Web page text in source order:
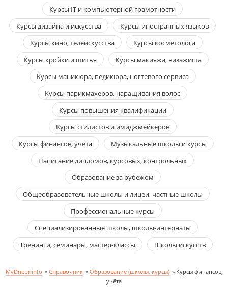
Курсы IT и компьютерной грамотности
Курсы дизайна и искусства
Курсы иностранных языков
Курсы кино, телеискусства
Курсы косметолога
Курсы кройки и шитья
Курсы макияжа, визажиста
Курсы маникюра, педикюра, ногтевого сервиса
Курсы парикмахеров, наращивания волос
Курсы повышения квалификации
Курсы стилистов и имиджмейкеров
Курсы финансов, учёта
Музыкальные школы и курсы
Написание дипломов, курсовых, контрольных
Образование за рубежом
Общеобразовательные школы и лицеи, частные школы
Профессиональные курсы
Специализированные школы, школы-интернаты
Тренинги, семинары, мастер-классы
Школы искусств
MyDnepr.info » Справочник » Образование (школы, курсы) » Курсы финансов,
учёта